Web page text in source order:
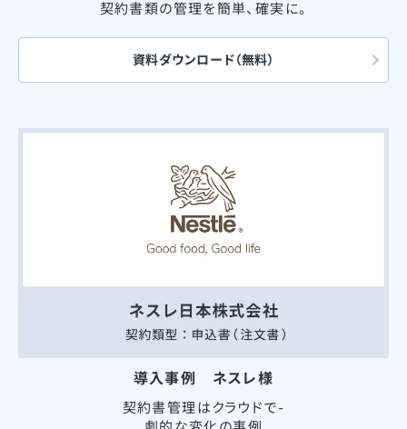
契約書類の管理を簡単、確実に。
資料ダウンロード（無料）
導入事例 ネスレ様
契約書管理はクラウドで-